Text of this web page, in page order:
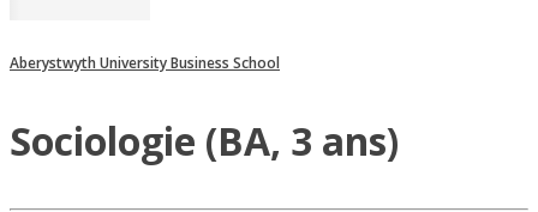
Aberystwyth University Business School
Sociologie (BA, 3 ans)